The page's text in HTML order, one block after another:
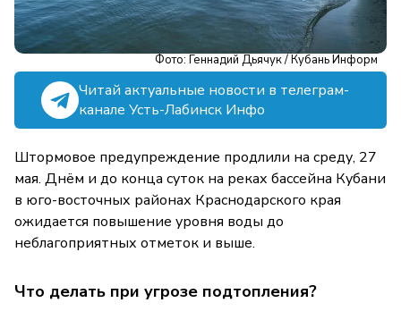
Фото: Геннадий Дьячук / Кубань Информ
Читай актуальные новости в телеграм-
канале Усть-Лабинск Инфо
Штормовое предупреждение продлили на среду, 27
мая. Днём и до конца суток на реках бассейна Кубани
в юго-восточных районах Краснодарского края
ожидается повышение уровня воды до
неблагоприятных отметок и выше.
Что делать при угрозе подтопления?